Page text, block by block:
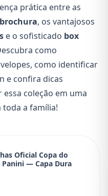
prática entre as
, os vantajosos
e o sofisticado box
como
como identificar
e confira dicas
coleção em uma
toda a família!
Oficial Copa do
Panini — Capa Dura